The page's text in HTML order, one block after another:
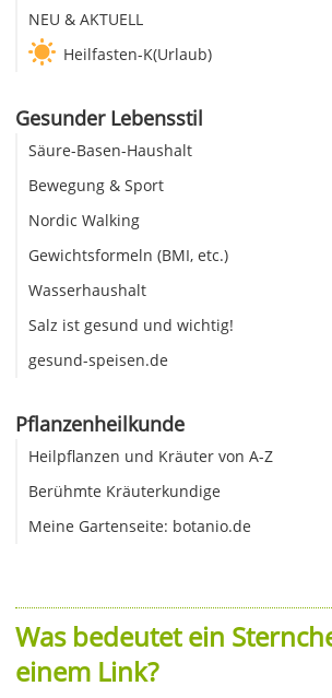
NEU & AKTUELL
Heilfasten-K(Urlaub)
Gesunder Lebensstil
Säure-Basen-Haushalt
Bewegung & Sport
Nordic Walking
Gewichtsformeln (BMI, etc.)
Wasserhaushalt
Salz ist gesund und wichtig!
gesund-speisen.de
Pflanzenheilkunde
Heilpflanzen und Kräuter von A-Z
Berühmte Kräuterkundige
Meine Gartenseite: botanio.de
Was bedeutet ein
einem Link?